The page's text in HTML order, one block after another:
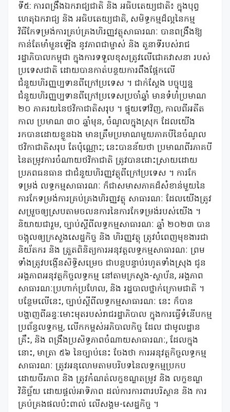
ទី៥: ការពង្រឹងឯករាជ្យជាតិ និង អធិបតេយ្យជាតិ៖ ក្នុងបុព្វ
ហេតុឯករាជ្យ និង អធិបតេយ្យជាតិ, សមិទ្ធកម្មដ៏ល្អនៃកម្ម
វិធីកែទម្រង់ការគ្រប់គ្រងហិរញ្ញវត្ថុសាធារណៈ បានពង្រឹងឱ្យ
កាន់តែមាំមួនឡើង នូវភាពជាម្ចាស់ និង តួនាទីរបស់រាជ
រដ្ឋាភិបាលកម្ពុជា ក្នុងការទទួលខុសត្រូវលើជោគវាសនា របស់
ប្រទេសជាតិ ដោយបានកាត់បន្ថយការពឹងផ្អែកលើ
ជំនួយហិរញ្ញប្បទានពីក្រៅប្រទេស ។ ជាក់ស្តែង បច្ចុប្បន្ន
ជំនួយហិរញ្ញប្បទានពីក្រៅប្រទេសប្រចាំឆ្នាំ មានទំហំប្រមាណ
២០ ភាគរយនៃថវិកាជាតិសរុប ។ ផ្ទុយទៅវិញ, កាលពីអតីត
កាល ប្រមាណ ៣០ ឆ្នាំមុន, ចំណូលក្នុងស្រុក ដែលយើង
រកបានដោយខ្លួនឯង មានត្រឹមប្រមាណមួយភាគបីនៃចំណូល
ថវិកាជាតិសរុប តែប៉ុណ្ណោះ; នេះបានន័យថា ប្រមាណពីរភាគបី
នៃតម្រូវការចំណាយថវិកាជាតិ ត្រូវបានដោះស្រាយដោយ
ប្រភពធនធាន ជាជំនួយហិរញ្ញវត្ថុពីក្រៅប្រទេស ។ ការកែ
ទម្រង់ លទ្ធកម្មសាធារណៈ ក៏ជាសមាសភាគដ៏សំខាន់មួយនៃ
ការកែទម្រង់ការគ្រប់គ្រងហិរញ្ញវត្ថុ សាធារណៈ ដែលយើងត្រូវ
សម្រួចឲ្យស្របតាមចលនការនៃការកែទម្រង់របស់យើង ។
និយាយជារួម, ច្បាប់ស្តីពីលទ្ធកម្មសាធារណៈ ឆ្នាំ ២០២៣ បាន
ចង្អុលឲ្យក្រសួងសេដ្ឋកិច្ច និង ហិរញ្ញវត្ថុ ត្រូវបំពេញមុខងារជា
និយ័តករ និង ត្រួតពិនិត្យការអនុវត្តលទ្ធកម្មសាធារណៈ ព្រម
ទាំងត្រូវបង្កើនសិទ្ធិសម្រេច ជាបន្តបន្ទាប់រហូតទាំងស្រុង ជូន
អង្គភាពអនុវត្តកិច្ចលទ្ធកម្ម នៅតាមក្រសួង-ស្ថាប័ន, អង្គភាព
សាធារណៈប្រហាក់ប្រហែល, និង រដ្ឋបាលថ្នាក់ក្រោមជាតិ ។
បន្ថែមលើនេះ, ច្បាប់ស្តីពីលទ្ធកម្មសាធារណៈ នេះ ក៏បាន
បង្ហាញពីឆន្ទៈមោះមុតរបស់រាជរដ្ឋាភិបាល ក្នុងការធ្វើទំនើបកម្ម
ប្រព័ន្ធលទ្ធកម្ម, លើកកម្ពស់អភិបាលកិច្ច ដែល ជាមូលដ្ឋាន
គ្រឹះ, និង ពង្រឹងប្រសិទ្ធភាពចំណាយសាធារណៈ, ដែលក្នុង
នោះ, មាត្រា ៥៦ នៃច្បាប់នេះ ចែងថា ការអនុវត្តកិច្ចលទ្ធកម្ម
សាធារណៈ ត្រូវអនុលោមតាមបរិបទនៃលទ្ធកម្មប្រកប
ដោយចីរភាព និង ត្រូវកំណត់លក្ខខណ្ឌតម្រូវ និង លក្ខខណ្ឌ
វិនិច្ឆ័យ ដោយផ្តល់អាទិភាព ដល់ការការពារបរិស្ថាន និង ការ
គ្រប់គ្រងផលប៉ះពាល់ លើសង្គម-សេដ្ឋកិច្ច ។